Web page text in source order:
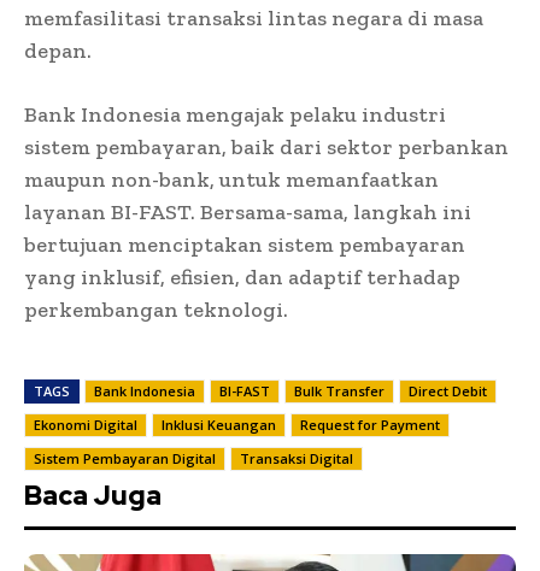
memfasilitasi transaksi lintas negara di masa
depan.
Bank Indonesia mengajak pelaku industri
sistem pembayaran, baik dari sektor perbankan
maupun non-bank, untuk memanfaatkan
layanan BI-FAST. Bersama-sama, langkah ini
bertujuan menciptakan sistem pembayaran
yang inklusif, efisien, dan adaptif terhadap
perkembangan teknologi.
TAGS Bank Indonesia BI-FAST Bulk Transfer
Direct Debit
Ekonomi Digital
Inklusi Keuangan
Request for Payment
Sistem Pembayaran Digital
Transaksi Digital
Baca Juga